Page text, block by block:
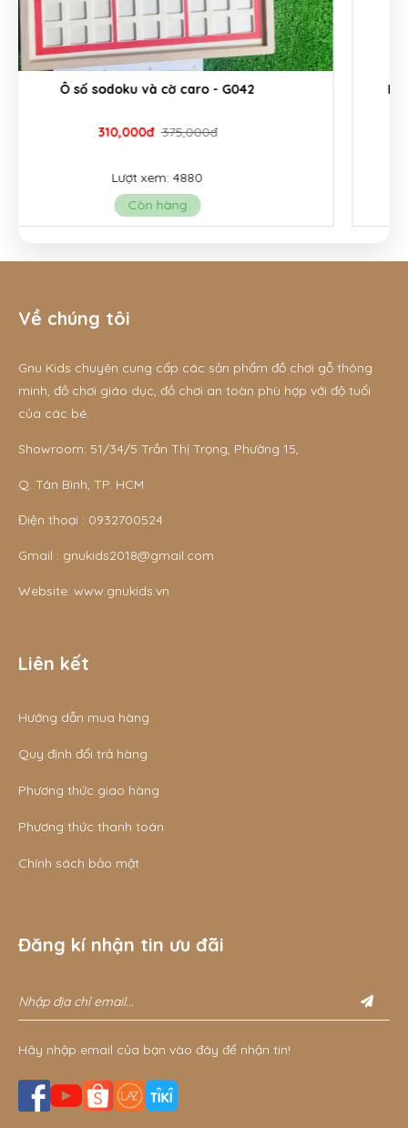
Bộ đồ chơi bác sĩ nha khoa bằng gỗ - G083A
285,000đ 330,000đ
Lượt xem: 11434
Còn hàng
Về chúng tôi
Gnu Kids chuyên cung cấp các sản phẩm đồ chơi gỗ thông
minh, đồ chơi giáo dục, đồ chơi an toàn phù hợp với độ tuổi
của các bé.
Showroom: 51/34/5 Trần Thị Trọng, Phường 15,
Q. Tân Bình, TP. HCM
Điện thoại : 0932700524
Gmail : gnukids2018@gmail.com
Website: www.gnukids.vn
Liên kết
Hướng dẫn mua hàng
Quy định đổi trả hàng
Phương thức giao hàng
Phương thức thanh toán
Chính sách bảo mật
Đăng kí nhận tin ưu đãi
Hãy nhập email của bạn vào đây để nhận tin!